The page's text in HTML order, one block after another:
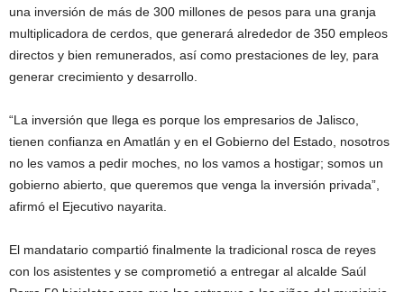
una inversión de más de 300 millones de pesos para una granja
multiplicadora de cerdos, que generará alrededor de 350 empleos
directos y bien remunerados, así como prestaciones de ley, para
generar crecimiento y desarrollo.
“La inversión que llega es porque los empresarios de Jalisco,
tienen confianza en Amatlán y en el Gobierno del Estado, nosotros
no les vamos a pedir moches, no los vamos a hostigar; somos un
gobierno abierto, que queremos que venga la inversión privada”,
afirmó el Ejecutivo nayarita.
El mandatario compartió finalmente la tradicional rosca de reyes
con los asistentes y se comprometió a entregar al alcalde Saúl